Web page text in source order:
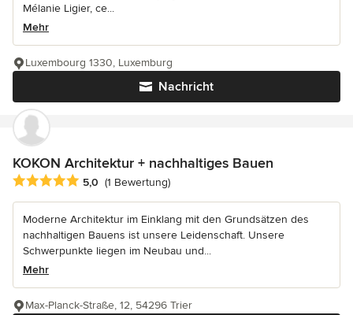
Mélanie Ligier, ce...
Mehr
Nachricht
Luxembourg 1330, Luxemburg
KOKON Architektur + nachhaltiges Bauen
Durchschnittliche Bewertung: 5 von 5 Sternen
5,0 (1 Bewertung)
Moderne Architektur im Einklang mit den Grundsätzen des
nachhaltigen Bauens ist unsere Leidenschaft. Unsere
Schwerpunkte liegen im Neubau und...
Mehr
Max-Planck-Straße, 12, 54296 Trier